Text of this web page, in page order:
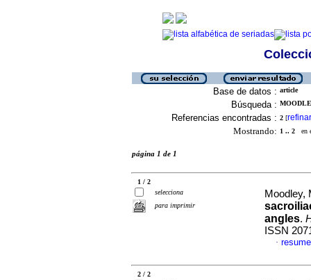
Base de datos : article
Búsqueda :
Referencias encontradas : 2 [refinar
Mostrando: 1 .. 2 en
página 1 de 1
1 / 2
selecciona
para imprimir
Moodley,
angles.
ISSN
·
2 / 2